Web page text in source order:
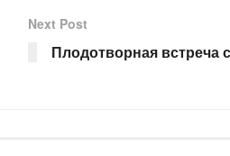
Next Post
Плодотворная встреча